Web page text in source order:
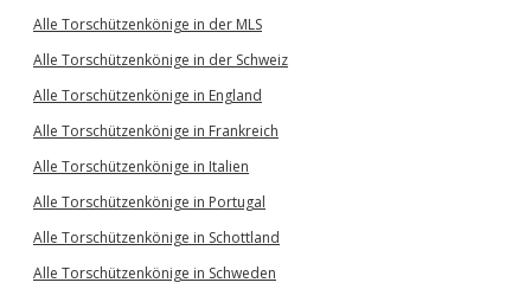
Alle Torschützenkönige in der MLS
Alle Torschützenkönige in der Schweiz
Alle Torschützenkönige in England
Alle Torschützenkönige in Frankreich
Alle Torschützenkönige in Italien
Alle Torschützenkönige in Portugal
Alle Torschützenkönige in Schottland
Alle Torschützenkönige in Schweden